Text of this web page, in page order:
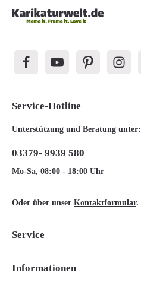
Service-Hotline
Unterstützung und Beratung unter:
03379- 9939 580
Mo-Sa, 08:00 - 18:00 Uhr
Oder über unser Kontaktformular.
Service
Informationen